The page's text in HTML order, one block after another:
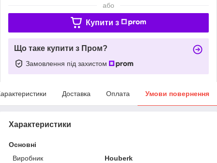
або
Купити з
Що таке купити з Пром?
Замовлення під захистом
Доставка Оплата Умови повернення
Характеристики
Основні
Виробник
Houberk